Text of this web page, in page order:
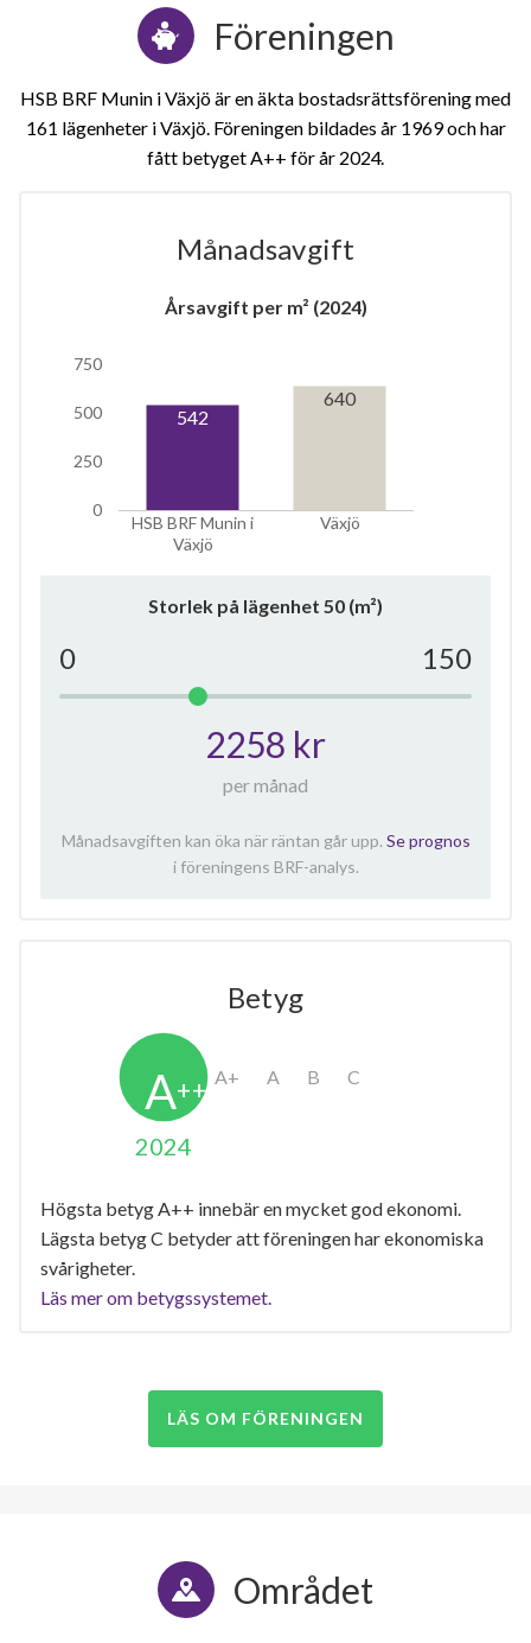
9
Föreningen
HSB BRF Munin i Växjö är en äkta bostadsrättsförening med
161 lägenheter i Växjö. Föreningen bildades år 1969 och har
fått betyget A++ för år 2024
Månadsavgift
Årsavgift per m² (2024)
HSB BRF Munin i
Växjö
Växjö
0
250
500
750
542
640
Storlek på lägenhet 50 (m²)
0 150
2258 kr
per månad
Månadsavgiften kan öka när räntan går upp. Se prognos
i föreningens BRF-analys.
Betyg
2024
Högsta betyg A++ innebär en mycket god ekonomi.
Lägsta betyg C betyder att föreningen har ekonomiska
svårigheter.
Läs mer om betygssystemet.
LÄS OM FÖRENINGEN
Området